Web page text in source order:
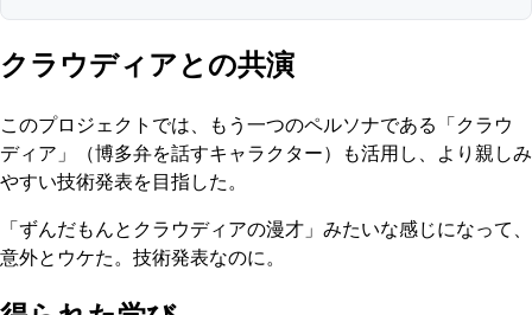
クラウディアとの共演
このプロジェクトでは、もう一つのペルソナである「クラウ
ディア」（博多弁を話すキャラクター）も活用し、より親しみ
やすい技術発表を目指した。
「ずんだもんとクラウディアの漫才」みたいな感じになって、
意外とウケた。技術発表なのに。